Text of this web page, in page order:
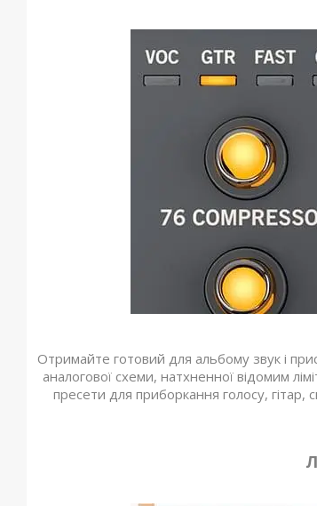
Отримайте готовий для альбому звук і
аналогової схеми, натхненної відомим
пресети для приборкання голосу, гітар,